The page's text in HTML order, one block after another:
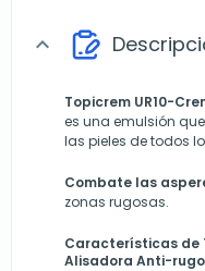
expand_more
Topicrem UR10-
es una emulsión
las pieles de todos
Combate las
zonas rugosas.
Características de
Alisadora Anti-